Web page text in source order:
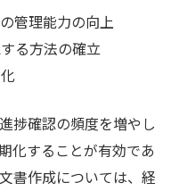
管理能力の向上
る方法の確立
捗確認の頻度を増やし
化することが有効であ
書作成については、経